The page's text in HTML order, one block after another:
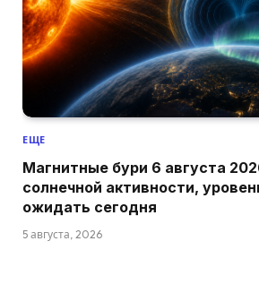
ЕЩЕ
Магнитные бури 6 августа
солнечной активности,
ожидать сегодня
5 августа, 2026